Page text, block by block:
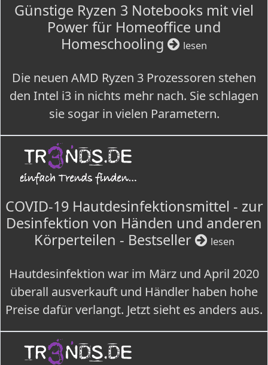
Günstige Ryzen 3 Notebooks mit viel
Power für Homeoffice und
Homeschooling
lesen
Die neuen AMD Ryzen 3 Prozessoren stehen
den Intel i3 in nichts mehr nach. Sie schlagen
sie sogar in vielen Parametern.
COVID-19 Hautdesinfektionsmittel - zur
Desinfektion von Händen und anderen
Körperteilen - Bestseller
lesen
Hautdesinfektion war im März und April 2020
überall ausverkauft und Händler haben hohe
Preise dafür verlangt. Jetzt sieht es anders aus.